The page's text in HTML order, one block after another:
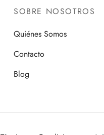
SOBRE NOSOTROS
Quiénes Somos
Contacto
Blog